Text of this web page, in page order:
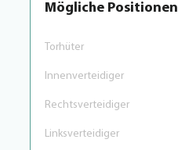
Mögliche Positionen
Torhüter
Innenverteidiger
Rechtsverteidiger
Linksverteidiger